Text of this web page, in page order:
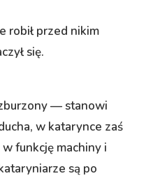
robił przed nikim
się.
— stanowi
w katarynce zaś
funkcję machiny i
są po